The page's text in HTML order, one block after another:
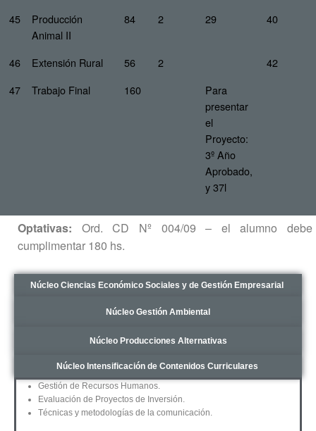
45
Producción
Animal II
84 2 29 40
46 Extensión Rural 56 2
42
47
Trabajo Final 160
Para
presentar
el
Proyecto:
3º Año
Aprobado,
y 37l
Optativas: Ord. CD Nº 004/09 – el alumno debe
cumplimentar 180 hs.
Núcleo Ciencias Económico Sociales y de Gestión Empresarial
Núcleo Gestión Ambiental
Núcleo Producciones Alternativas
Núcleo Intensificación de Contenidos Curriculares
Gestión de Recursos Humanos.
Evaluación de Proyectos de Inversión.
Técnicas y metodologías de la comunicación.